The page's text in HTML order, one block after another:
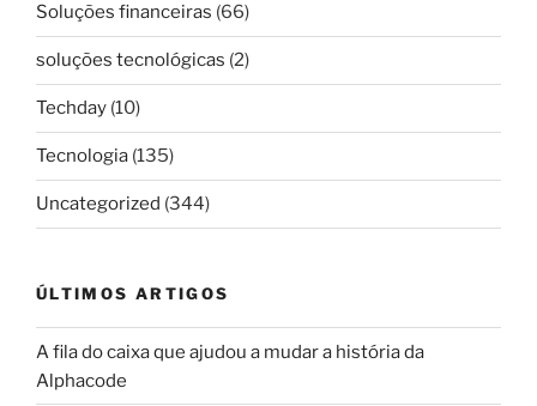
Soluções financeiras (66)
soluções tecnológicas (2)
Techday (10)
Tecnologia (135)
Uncategorized (344)
ÚLTIMOS ARTIGOS
A fila do caixa que ajudou a mudar a história da
Alphacode